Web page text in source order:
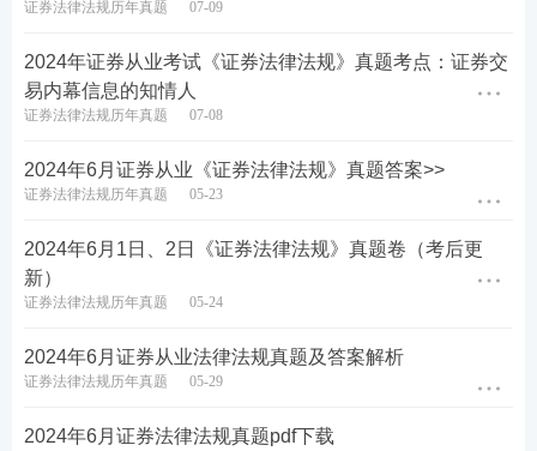
证券法律法规历年真题 07-09
2024年证券从业考试《证券法律法规》真题考点：证券交
易内幕信息的知情人
证券法律法规历年真题 07-08
2024年6月证券从业《证券法律法规》真题答案>>
证券法律法规历年真题 05-23
2024年6月1日、2日《证券法律法规》真题卷（考后更
新）
证券法律法规历年真题 05-24
2024年6月证券从业法律法规真题及答案解析
证券法律法规历年真题 05-29
2024年6月证券法律法规真题pdf下载